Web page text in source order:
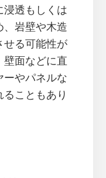
浸透もしくは
、岩壁や木造
せる可能性が
面などに直
ーやパネルな
ることもあり